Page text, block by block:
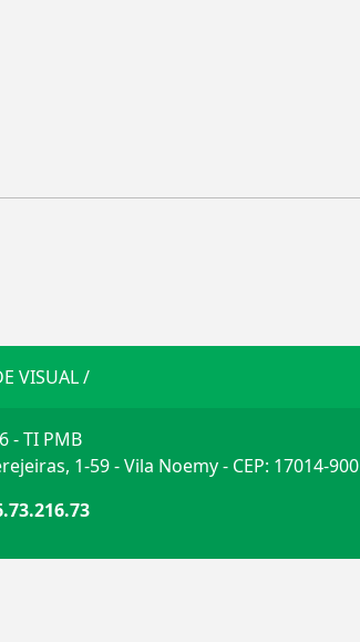
VISUAL/
- TI PMB
1-59 - Vila Noemy - CEP: 17014-900